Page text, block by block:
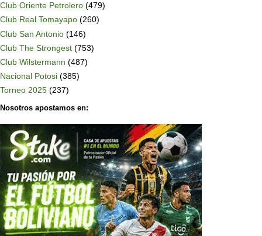
Club Oriente Petrolero (479)
Club Real Tomayapo (260)
Club San Antonio (146)
Club The Strongest (753)
Club Wilstermann (487)
Nacional Potosi (385)
Torneo 2025 (237)
Nosotros apostamos en: